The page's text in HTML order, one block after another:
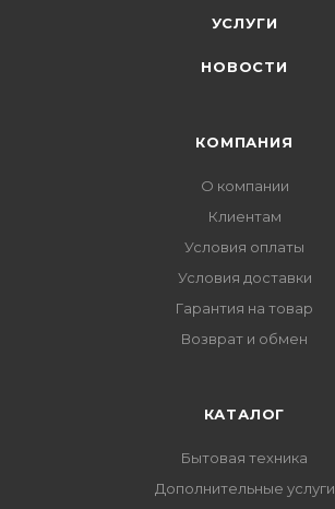
УСЛУГИ
НОВОСТИ
КОМПАНИЯ
О компании
Клиентам
Условия оплаты
Условия доставки
Гарантия на товар
Возврат и обмен
КАТАЛОГ
Бытовая техника
Дополнительные услуги